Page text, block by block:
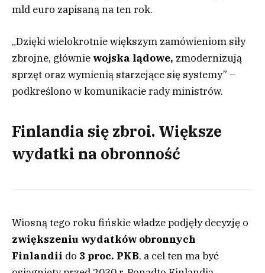
mld euro zapisaną na ten rok.
„Dzięki wielokrotnie większym zamówieniom siły
zbrojne, głównie wojska lądowe, zmodernizują
sprzęt oraz wymienią starzejące się systemy” –
podkreślono w komunikacie rady ministrów.
Finlandia się zbroi. Większe
wydatki na obronność
Wiosną tego roku fińskie władze podjęły decyzję o
zwiększeniu wydatków obronnych
Finlandii do 3 proc. PKB, a cel ten ma być